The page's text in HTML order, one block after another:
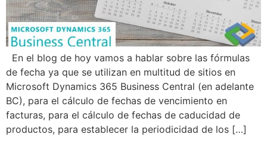
En el blog de hoy vamos a hablar sobre las fórmulas
de fecha ya que se utilizan en multitud de sitios en
Microsoft Dynamics 365 Business Central (en adelante
BC), para el cálculo de fechas de vencimiento en
facturas, para el cálculo de fechas de caducidad de
productos, para establecer la periodicidad de los […]